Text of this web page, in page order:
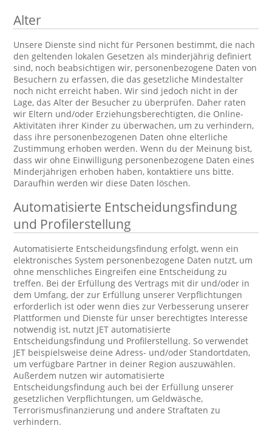
Alter
Unsere Dienste sind nicht für Personen bestimmt, die nach
den geltenden lokalen Gesetzen als minderjährig definiert
sind, noch beabsichtigen wir, personenbezogene Daten von
Besuchern zu erfassen, die das gesetzliche Mindestalter
noch nicht erreicht haben. Wir sind jedoch nicht in der
Lage, das Alter der Besucher zu überprüfen. Daher raten
wir Eltern und/oder Erziehungsberechtigten, die Online-
Aktivitäten ihrer Kinder zu überwachen, um zu verhindern,
dass ihre personenbezogenen Daten ohne elterliche
Zustimmung erhoben werden. Wenn du der Meinung bist,
dass wir ohne Einwilligung personenbezogene Daten eines
Minderjährigen erhoben haben, kontaktiere uns bitte.
Daraufhin werden wir diese Daten löschen.
Automatisierte Entscheidungsfindung
und Profilerstellung
Automatisierte Entscheidungsfindung erfolgt, wenn ein
elektronisches System personenbezogene Daten nutzt, um
ohne menschliches Eingreifen eine Entscheidung zu
treffen. Bei der Erfüllung des Vertrags mit dir und/oder in
dem Umfang, der zur Erfüllung unserer Verpflichtungen
erforderlich ist oder wenn dies zur Verbesserung unserer
Plattformen und Dienste für unser berechtigtes Interesse
notwendig ist, nutzt JET automatisierte
Entscheidungsfindung und Profilerstellung. So verwendet
JET beispielsweise deine Adress- und/oder Standortdaten,
um verfügbare Partner in deiner Region auszuwählen.
Außerdem nutzen wir automatisierte
Entscheidungsfindung auch bei der Erfüllung unserer
gesetzlichen Verpflichtungen, um Geldwäsche,
Terrorismusfinanzierung und andere Straftaten zu
verhindern.